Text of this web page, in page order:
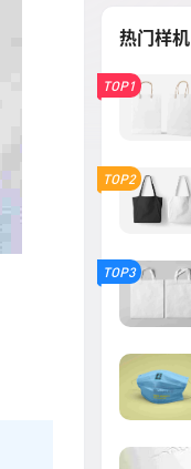
热门样机
TOP1
TOP2
TOP3